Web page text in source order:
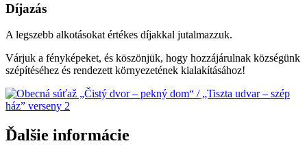
Díjazás
A legszebb alkotásokat értékes díjakkal jutalmazzuk.
Várjuk a fényképeket, és köszönjük, hogy hozzájárulnak községünk
szépítéséhez és rendezett környezetének kialakításához!
Ďalšie informácie